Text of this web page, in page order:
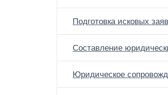
Подготовка исковых
Составление
Юридическое